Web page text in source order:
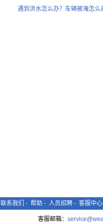
遇到洪水怎么办？车辆被淹怎么
联系我们 - 帮助 - 人员招聘 - 客服中心
客服邮箱：